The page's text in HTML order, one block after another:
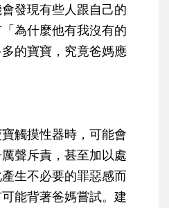
發現有些人跟自己的
為什麼他有我沒有的
的寶寶，究竟爸媽應
觸摸性器時，可能會
聲斥責，甚至加以處
生不必要的罪惡感而
能背著爸媽嘗試。建